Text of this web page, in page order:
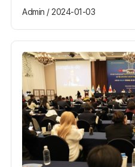
Admin / 2024-01-03